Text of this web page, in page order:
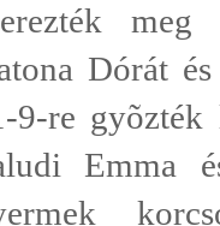
Dórát
9-re
Emma